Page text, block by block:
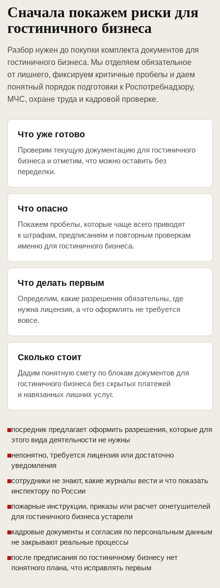
Сначала покажем риски для
гостиничного бизнеса
Разбор нужен до покупки комплекта документов для
гостиничного бизнеса. Мы отделяем обязательное
от лишнего, фиксируем критичные пробелы и даем
понятный порядок подготовки к Роспотребнадзору,
МЧС, охране труда и кадровой проверке.
Что уже готово
Проверим текущую документацию для гостиничного
бизнеса и отметим, что можно оставить без
переделки.
Что опасно
Покажем пробелы, которые чаще всего приводят
к штрафам, предписаниям и повторным проверкам
именно для гостиничного бизнеса.
Что делать первым
Определим, какие разрешения обязательны, где
нужна лицензия, а что оформлять не требуется
вовсе.
Сколько стоит
Дадим понятную смету по блокам документов для
гостиничного бизнеса без скрытых платежей
и навязанных лишних услуг.
посредник предлагает оформить разрешения, которые для
этого вида деятельности не нужны
непонятно, требуется лицензия или достаточно
уведомления
сотрудники не знают, какие журналы вести и что показать
инспектору по России
пожарные инструкции, приказы или расчет огнетушителей
для гостиничного бизнеса устарели
кадровые документы и согласия по персональным данным
не закрывают реальные процессы
после предписания по гостиничному бизнесу нет
понятного плана, что исправлять первым